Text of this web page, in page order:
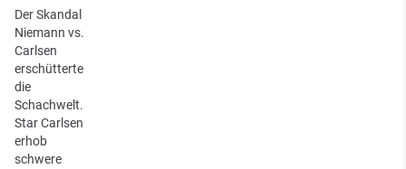
Der Skandal
Niemann vs.
Carlsen
erschütterte
die
Schachwelt.
Star Carlsen
erhob
schwere